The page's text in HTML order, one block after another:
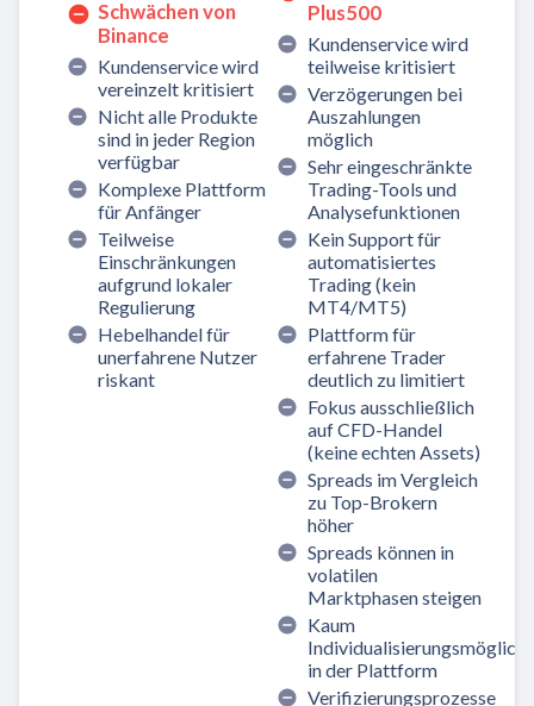
Schwächen von
Binance
Kundenservice wird
vereinzelt kritisiert
Nicht alle Produkte
sind in jeder Region
verfügbar
Komplexe Plattform
für Anfänger
Teilweise
Einschränkungen
aufgrund lokaler
Regulierung
Hebelhandel für
unerfahrene Nutzer
riskant
Plus500
Kundenservice wird
teilweise kritisiert
Verzögerungen bei
Auszahlungen
möglich
Sehr eingeschränkte
Trading-Tools und
Analysefunktionen
Kein Support für
automatisiertes
Trading (kein
MT4/MT5)
Plattform für
erfahrene Trader
deutlich zu limitiert
Fokus ausschließlich
auf CFD-Handel
(keine echten Assets)
Spreads im Vergleich
zu Top-Brokern
höher
Spreads können in
volatilen
Marktphasen steigen
Kaum
in der Plattform
Verifizierungsprozesse